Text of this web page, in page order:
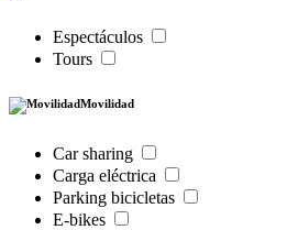
Espectáculos
Tours
Movilidad
Car sharing
Carga eléctrica
Parking bicicletas
E-bikes